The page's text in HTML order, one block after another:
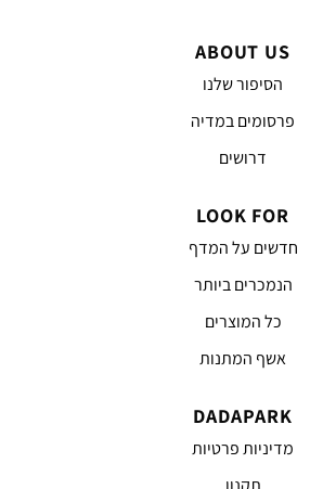
ABOUT US
הסיפור שלנו
פרסומים במדיה
דרושים
LOOK FOR
חדשים על המדף
הנמכרים ביותר
כל המוצרים
אשף המתנות
DADAPARK
מדיניות פרטיות